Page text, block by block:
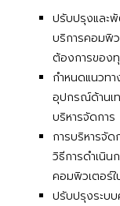
ปรับปรุงและ
บริการคอมพิ
ต้องการของ
กำหนดแนวทา
อุปกรณ์ด้านเท
บริหารจัดการ
การบริหารจั
วิธีการดำเนิน
คอมพิวเตอร์ใ
ปรับปรุงระบ